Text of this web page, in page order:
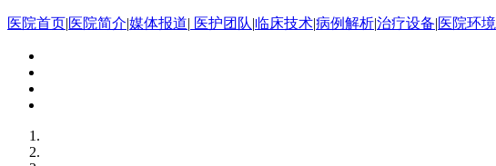
医院首页|医院简介|媒体报道| 医护团队|临床技术|病例解析|治疗设备|医院环境